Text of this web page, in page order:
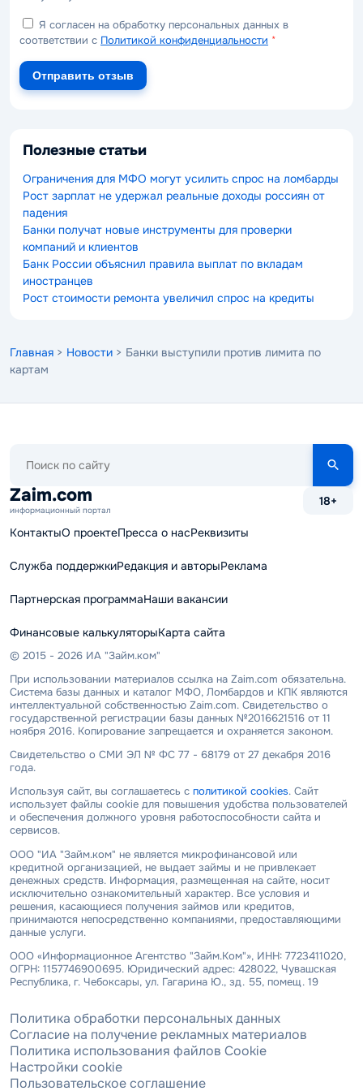
Я согласен на обработку персональных данных в
соответствии с Политикой конфиденциальности *
Отправить отзыв
Полезные статьи
Ограничения для МФО могут усилить спрос на ломбарды
Рост зарплат не удержал реальные доходы россиян от
падения
Банки получат новые инструменты для проверки
компаний и клиентов
Банк России объяснил правила выплат по вкладам
иностранцев
Рост стоимости ремонта увеличил спрос на кредиты
Главная > Новости > Банки выступили против лимита по
картам
сайту
Zaim.com
информационный портал
18+
КонтактыО проектеПресса о насРеквизиты
Служба поддержкиРедакция и авторыРеклама
Партнерская программаНаши вакансии
Финансовые калькуляторыКарта сайта
© 2015 - 2026 ИА "Займ.ком"
При использовании материалов ссылка на Zaim.com обязательна.
Система базы данных и каталог МФО, Ломбардов и КПК являются
интеллектуальной собственностью Zaim.com. Свидетельство о
государственной регистрации базы данных №2016621516 от 11
ноября 2016. Копирование запрещается и охраняется законом.
Свидетельство о СМИ ЭЛ № ФС 77 - 68179 от 27 декабря 2016
года.
Используя сайт, вы соглашаетесь с политикой cookies. Сайт
использует файлы cookie для повышения удобства пользователей
и обеспечения должного уровня работоспособности сайта и
сервисов.
ООО "ИА "Займ.ком" не является микрофинансовой или
кредитной организацией, не выдает займы и не привлекает
денежных средств. Информация, размещенная на сайте, носит
исключительно ознакомительный характер. Все условия и
решения, касающиеся получения займов или кредитов,
принимаются непосредственно компаниями, предоставляющими
данные услуги.
ООО «Информационное Агентство "Займ.Ком"», ИНН: 7723411020,
ОГРН: 1157746900695. Юридический адрес: 428022, Чувашская
Республика, г. Чебоксары, ул. Гагарина Ю., зд. 55, помещ. 19
Политика обработки персональных данных
Согласие на получение рекламных материалов
Политика использования файлов Cookie
Настройки cookie
Пользовательское соглашение